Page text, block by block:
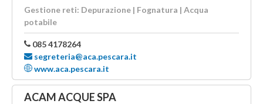
Gestione reti: Depurazione | Fognatura | Acqua
potabile
085 4178264
segreteria@aca.pescara.it
www.aca.pescara.it
ACAM ACQUE SPA